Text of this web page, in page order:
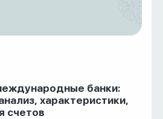
банки:
характеристики,
счетов